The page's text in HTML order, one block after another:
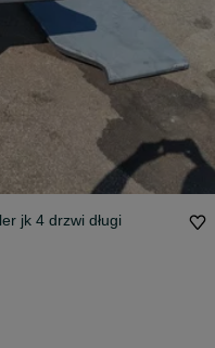
jk 4 drzwi długi